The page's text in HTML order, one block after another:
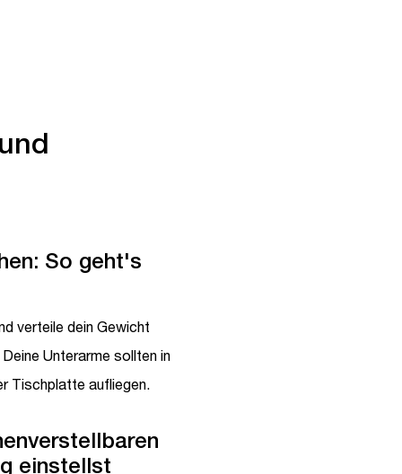
So geht's
verteile dein Gewicht
Unterarme sollten in
Tischplatte aufliegen.
einstellst